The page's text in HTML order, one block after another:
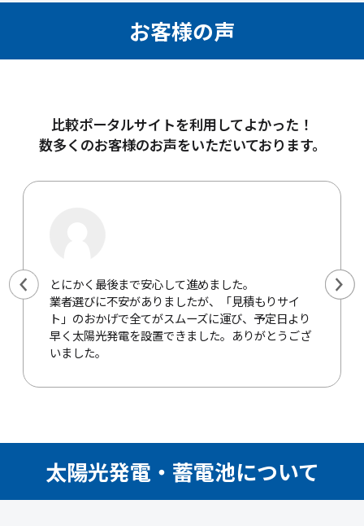
お客様の声
比較ポータルサイトを利用してよかった！
数多くのお客様のお声をいただいております。
とにかく最後まで安心して進めました。
業者選びに不安がありましたが、「見積もりサイ
ト」のおかげで全てがスムーズに運び、予定日より
早く太陽光発電を設置できました。ありがとうござ
いました。
太陽光発電・蓄電池について